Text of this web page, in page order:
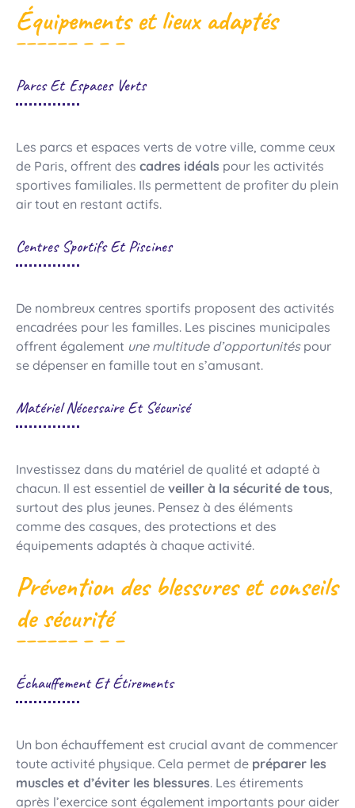
Équipements et lieux adaptés
Parcs Et Espaces Verts
Les parcs et espaces verts de votre ville, comme ceux
de Paris, offrent des cadres idéals pour les activités
sportives familiales. Ils permettent de profiter du plein
air tout en restant actifs.
Centres Sportifs Et Piscines
De nombreux centres sportifs proposent des activités
encadrées pour les familles. Les piscines municipales
offrent également une multitude d’opportunités pour
se dépenser en famille tout en s’amusant.
Matériel Nécessaire Et Sécurisé
Investissez dans du matériel de qualité et adapté à
chacun. Il est essentiel de veiller à la sécurité de tous,
surtout des plus jeunes. Pensez à des éléments
comme des casques, des protections et des
équipements adaptés à chaque activité.
Prévention des blessures et conseils
de sécurité
Échauffement Et Étirements
Un bon échauffement est crucial avant de commencer
toute activité physique. Cela permet de préparer les
muscles et d’éviter les blessures. Les étirements
après l’exercice sont également importants pour aider